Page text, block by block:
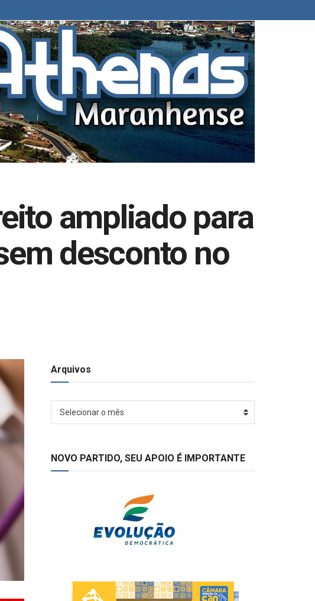
ampliado para
desconto no
Arquivos
Arquivos
Selecionar o mês
NOVO PARTIDO, SEU APOIO É IMPORTANTE